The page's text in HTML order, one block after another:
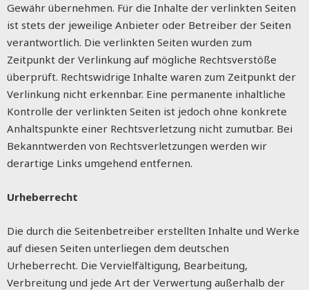
Gewähr übernehmen. Für die Inhalte der verlinkten Seiten
ist stets der jeweilige Anbieter oder Betreiber der Seiten
verantwortlich. Die verlinkten Seiten wurden zum
Zeitpunkt der Verlinkung auf mögliche Rechtsverstöße
überprüft. Rechtswidrige Inhalte waren zum Zeitpunkt der
Verlinkung nicht erkennbar. Eine permanente inhaltliche
Kontrolle der verlinkten Seiten ist jedoch ohne konkrete
Anhaltspunkte einer Rechtsverletzung nicht zumutbar. Bei
Bekanntwerden von Rechtsverletzungen werden wir
derartige Links umgehend entfernen.
Urheberrecht
Die durch die Seitenbetreiber erstellten Inhalte und Werke
auf diesen Seiten unterliegen dem deutschen
Urheberrecht. Die Vervielfältigung, Bearbeitung,
Verbreitung und jede Art der Verwertung außerhalb der